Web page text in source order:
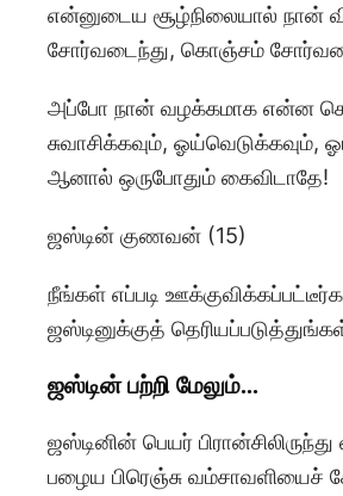
என்னுடைய சூழ்நிலையால் நான்
சோர்வடைந்து, கொஞ்சம்
அப்போ நான் வழக்கமாக என்ன
சுவாசிக்கவும், ஓய்வெடுக்கவும்,
ஆனால் ஒருபோதும் கைவிடாதே!
ஜஸ்டின் குணவன் (15)
நீங்கள் எப்படி
ஜஸ்டினுக்குத்
ஜஸ்டின் பற்றி மேலும்...
ஜஸ்டினின் பெயர்
பழைய பிரெஞ்சு வம்சாவளியைச்